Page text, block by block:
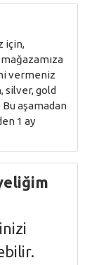
için,
mağazamıza
vermeniz
silver, gold
aşamadan
1 ay